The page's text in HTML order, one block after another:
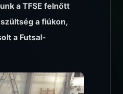
a TFSE felnőtt
a fiúkon,
a Futsal-